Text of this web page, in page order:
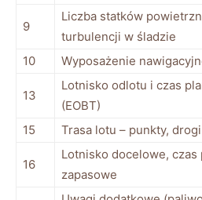
9
Liczba statków
turbulencji w śladzie
10
Wyposażenie
13
Lotnisko odlotu i czas
(EOBT)
15
Trasa lotu – punkty,
16
Lotnisko docelowe,
zapasowe